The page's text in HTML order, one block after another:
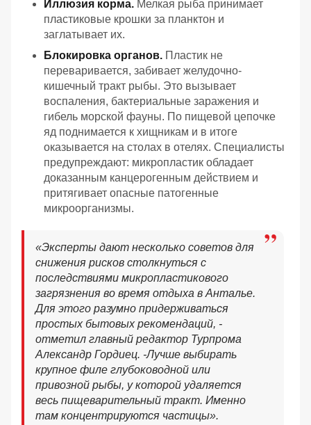
Иллюзия корма. Мелкая рыба принимает
пластиковые крошки за планктон и
заглатывает их.
Блокировка органов. Пластик не
переваривается, забивает желудочно-
кишечный тракт рыбы. Это вызывает
воспаления, бактериальные заражения и
гибель морской фауны. По пищевой цепочке
яд поднимается к хищникам и в итоге
оказывается на столах в отелях. Специалисты
предупреждают: микропластик обладает
доказанным канцерогенным действием и
притягивает опасные патогенные
микроорганизмы.
«Эксперты дают несколько советов для
снижения рисков столкнуться с
последствиями микропластикового
загрязнения во время отдыха в Анталье.
Для этого разумно придерживаться
простых бытовых рекомендаций, -
отметил главный редактор Турпрома
Александр Гордиец. -Лучше выбирать
крупное филе глубоководной или
привозной рыбы, у которой удаляется
весь пищеварительный тракт. Именно
там концентрируются частицы».